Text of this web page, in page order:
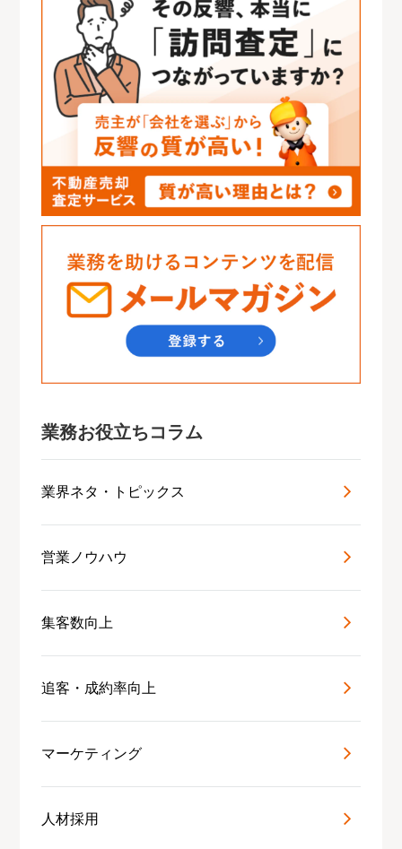
業務お役立ちコラム
業界ネタ・トピックス
営業ノウハウ
集客数向上
追客・成約率向上
マーケティング
人材採用